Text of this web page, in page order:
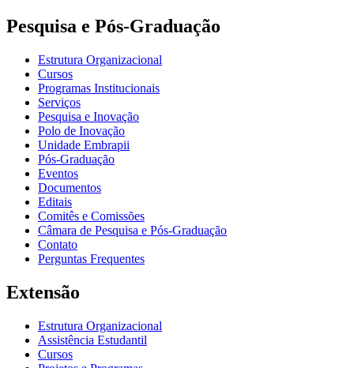
Pesquisa e Pós-Graduação
Estrutura Organizacional
Cursos
Programas Institucionais
Serviços
Pesquisa e Inovação
Polo de Inovação
Unidade Embrapii
Pós-Graduação
Eventos
Documentos
Editais
Comitês e Comissões
Câmara de Pesquisa e Pós-Graduação
Contato
Perguntas Frequentes
Extensão
Estrutura Organizacional
Assistência Estudantil
Cursos